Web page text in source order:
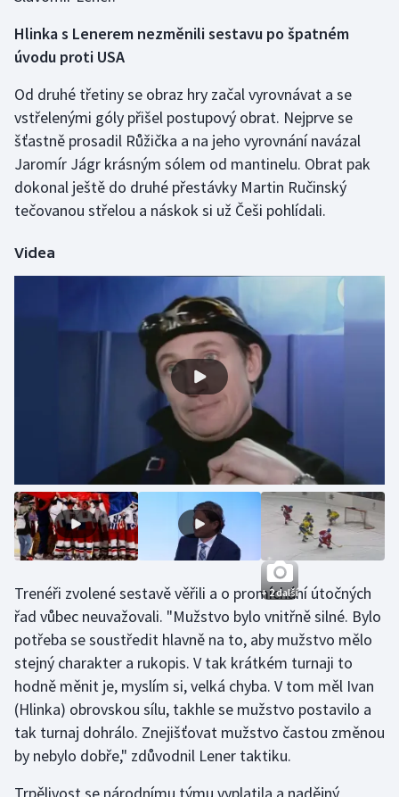
Olympijské hry
Parasport
Plavání
Plážový volejbal
Ragby
Rychlostní kanoistika
Veslování
Vodní slalom
Ostatní
Hlinka s Lenerem nezměnili sestavu po špatném
úvodu proti USA
Od druhé třetiny se obraz hry začal vyrovnávat a se
vstřelenými góly přišel postupový obrat. Nejprve se
šťastně prosadil Růžička a na jeho vyrovnání navázal
Jaromír Jágr krásným sólem od mantinelu. Obrat pak
dokonal ještě do druhé přestávky Martin Ručinský
tečovanou střelou a náskok si už Češi pohlídali.
Videa
+ 2 další
Trenéři zvolené sestavě věřili a o promíchání útočných
řad vůbec neuvažovali. "Mužstvo bylo vnitřně silné. Bylo
potřeba se soustředit hlavně na to, aby mužstvo mělo
stejný charakter a rukopis. V tak krátkém turnaji to
hodně měnit je, myslím si, velká chyba. V tom měl Ivan
(Hlinka) obrovskou sílu, takhle se mužstvo postavilo a
tak turnaj dohrálo. Znejišťovat mužstvo častou změnou
by nebylo dobře," zdůvodnil Lener taktiku.
Trpělivost se národnímu týmu vyplatila a nadějný